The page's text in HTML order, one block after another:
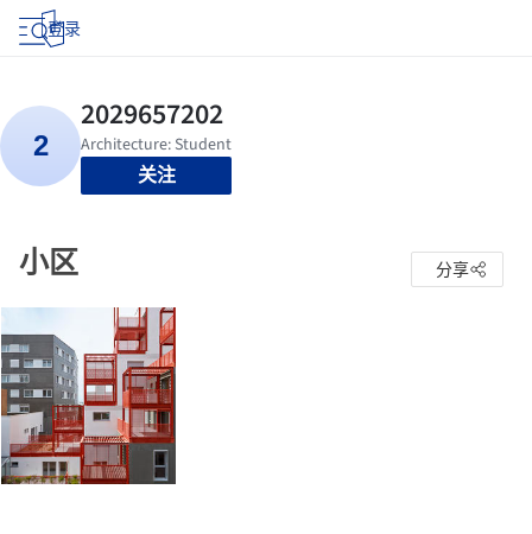
登录
关注
小区 分享